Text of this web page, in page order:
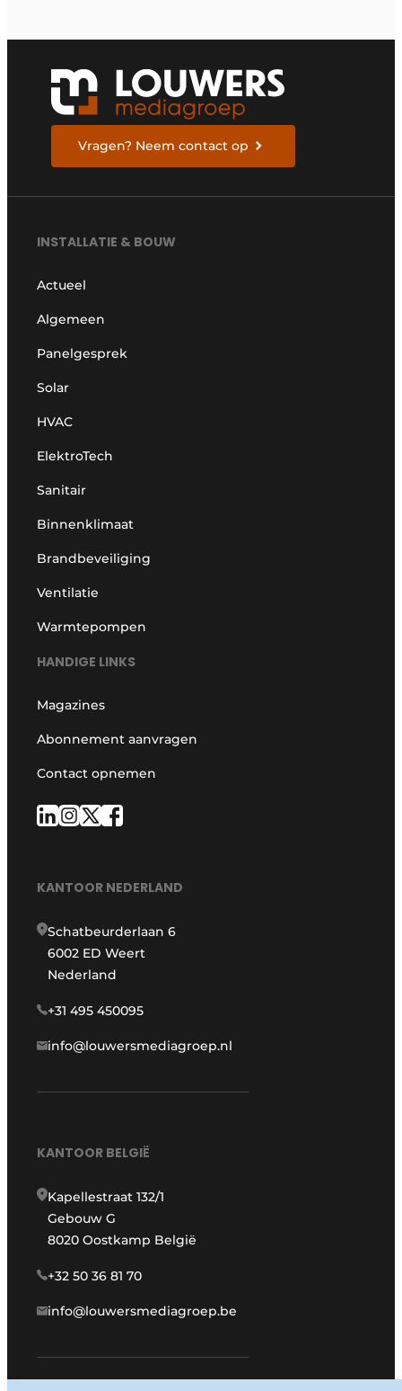
Vragen? Neem contact op
INSTALLATIE & BOUW
Actueel
Algemeen
Panelgesprek
Solar
HVAC
ElektroTech
Sanitair
Binnenklimaat
Brandbeveiliging
Ventilatie
Warmtepompen
HANDIGE LINKS
Magazines
Abonnement aanvragen
Contact opnemen
KANTOOR NEDERLAND
Schatbeurderlaan 6
6002 ED Weert
Nederland
+31 495 450095
info@louwersmediagroep.nl
KANTOOR BELGIË
Kapellestraat 132/1
Gebouw G
8020 Oostkamp België
+32 50 36 81 70
info@louwersmediagroep.be